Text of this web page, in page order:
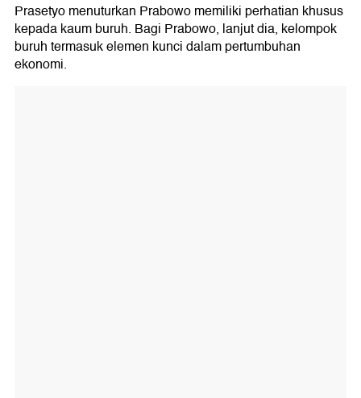
Prasetyo menuturkan Prabowo memiliki perhatian khusus
kepada kaum buruh. Bagi Prabowo, lanjut dia, kelompok
buruh termasuk elemen kunci dalam pertumbuhan
ekonomi.